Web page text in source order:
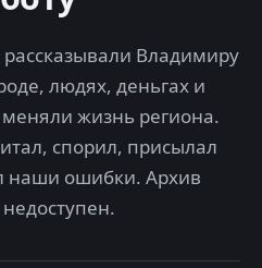
Владимиру
людях, деньгах и
жизнь региона.
спорил, присылал
наши ошибки. Архив